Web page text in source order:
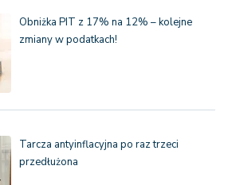
Obniżka PIT z 17% na 12% – kolejne
zmiany w podatkach!
Tarcza antyinflacyjna po raz trzeci
przedłużona